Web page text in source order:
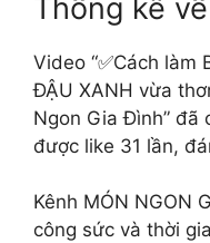
Thống kê
Video “✅Cách làm
ÐẬU XANH vừa
Ngon Gia Đình”
được like 31 lần,
Kênh MÓN NGON
công sức và thời